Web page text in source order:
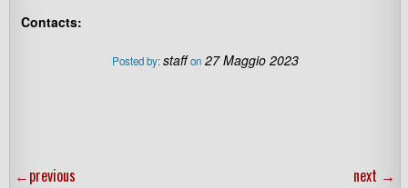
Contacts:
Posted by:staff on 27 Maggio 2023
←previous next →